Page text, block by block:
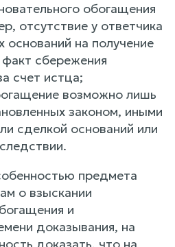
обогащения
отсутствие у ответчика
оснований на получение
сбережения
счет истца;
возможно лишь
законом, иными
сделкой оснований или
предмета
о взыскании
и
доказывания, на
доказать, что на